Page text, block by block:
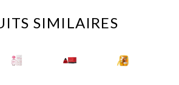
SIMILAIRES